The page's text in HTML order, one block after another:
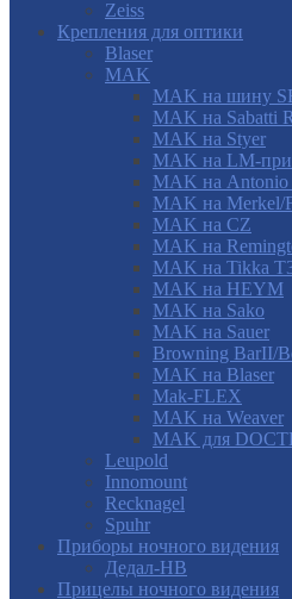
Zeiss
Крепления для оптики
Blaser
MAK
MAK на шину
MAK на Sabatti
MAK на Styer
MAK на LM-
MAK на Antonio
MAK на Merkel/
MAK на CZ
MAK на
MAK на Tikka
MAK на HEYM
MAK на Sako
MAK на Sauer
Browning BarII/
MAK на Blaser
Mak-FLEX
MAK на Weaver
MAK для
Leupold
Innomount
Recknagel
Spuhr
Приборы ночного видения
Дедал-НВ
Прицелы ночного видения